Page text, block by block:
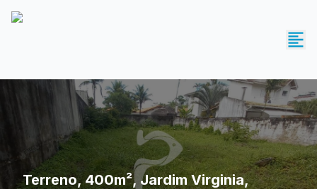
Terreno, 400m², Jardim Virginia,